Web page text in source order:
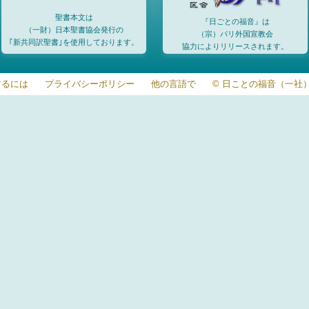
聖書本文は
（一財）日本聖書協会発行の
｢新共同訳聖書｣を使用しております。
『日ごとの福音』は
（宗）パリ外国宣教会
協力によりリリースされます。
には プライバシーポリシー 他の言語で © 日ことの福音（一社